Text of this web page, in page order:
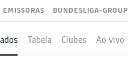
EMISSORAS BUNDESLIGA-GROUP
Tabela Clubes Ao vivo
DORTMUND